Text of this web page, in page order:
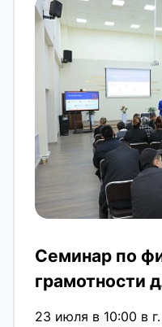
Семинар по
грамотности
credit в
23 июля в 10:00 в